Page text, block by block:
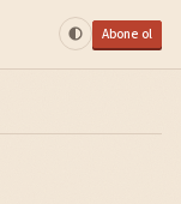
Abone ol